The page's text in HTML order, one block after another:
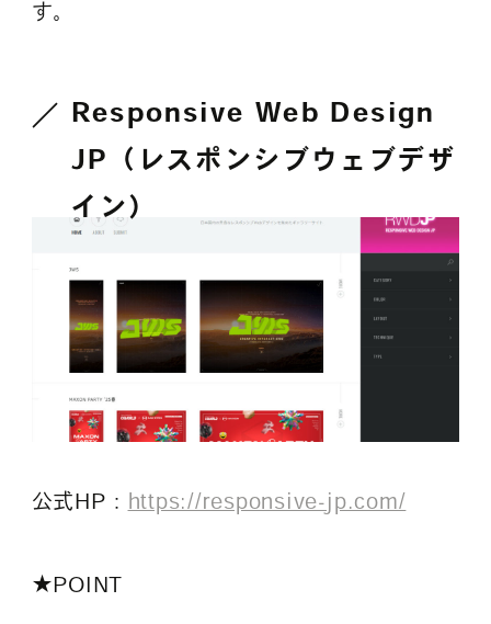
す。
Responsive Web Design
JP（レスポンシブウェブデザ
イン）
公式HP： https://responsive-jp.com/
★POINT